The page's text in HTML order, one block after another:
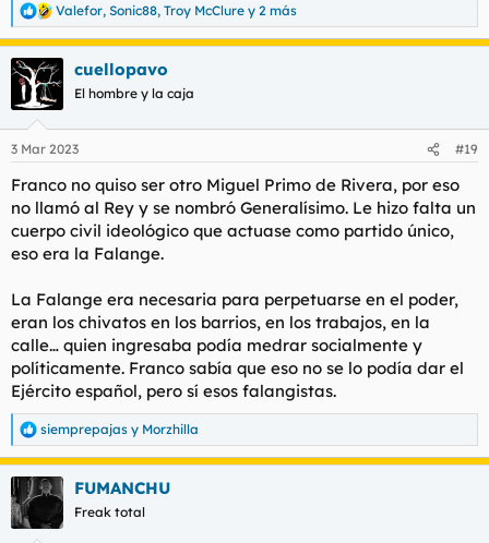
R
e
a
c
c
i
e
:
Valefor, Sonic88, Troy McClure y 2 más
cuellopavo
El hombre y la caja
3 Mar 2023 #19
Franco no quiso ser otro Miguel Primo de Rivera, por eso
no llamó al Rey y se nombró Generalísimo. Le hizo falta un
cuerpo civil ideológico que actuase como partido único,
eso era la Falange.
La Falange era necesaria para perpetuarse en el poder,
eran los chivatos en los barrios, en los trabajos, en la
calle… quien ingresaba podía medrar socialmente y
políticamente. Franco sabía que eso no se lo podía dar el
Ejército español, pero sí esos falangistas.
R
e
a
c
i
siemprepajas y Morzhilla
FUMANCHU
Freak total